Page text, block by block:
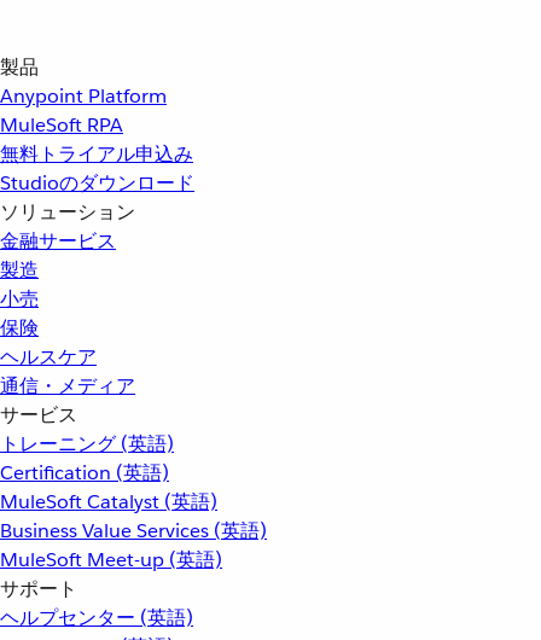
製品
Anypoint Platform
MuleSoft RPA
無料トライアル申込み
Studioのダウンロード
ソリューション
金融サービス
製造
小売
保険
ヘルスケア
通信・メディア
サービス
トレーニング (英語)
Certification (英語)
MuleSoft Catalyst (英語)
Business Value Services (英語)
MuleSoft Meet-up (英語)
サポート
ヘルプセンター (英語)